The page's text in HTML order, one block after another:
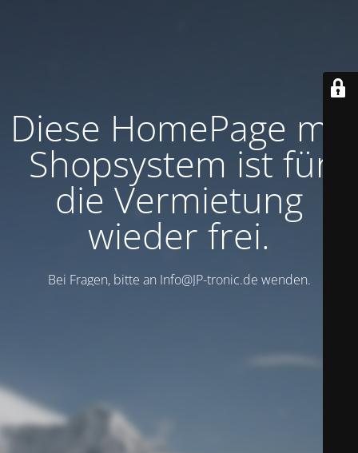
Diese HomePage mit
Shopsystem ist für
die Vermietung
wieder frei.
Bei Fragen, bitte an Info@JP-tronic.de wenden.